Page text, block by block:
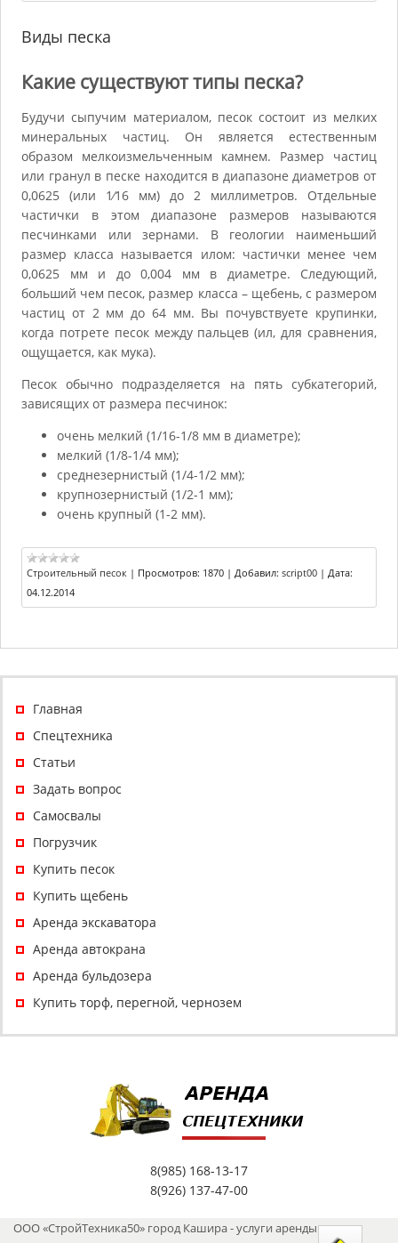
Виды песка
Какие существуют типы песка?
Будучи сыпучим материалом, песок состоит из мелких
минеральных частиц. Он является естественным
образом мелкоизмельченным камнем. Размер частиц
или гранул в песке находится в диапазоне диаметров от
0,0625 (или 1⁄16 мм) до 2 миллиметров. Отдельные
частички в этом диапазоне размеров называются
песчинками или зернами. В геологии наименьший
размер класса называется илом: частички менее чем
0,0625 мм и до 0,004 мм в диаметре. Следующий,
больший чем песок, размер класса – щебень, с размером
частиц от 2 мм до 64 мм. Вы почувствуете крупинки,
когда потрете песок между пальцев (ил, для сравнения,
ощущается, как мука).
Песок обычно подразделяется на пять субкатегорий,
зависящих от размера песчинок:
очень мелкий (1/16-1/8 мм в диаметре);
мелкий (1/8-1/4 мм);
среднезернистый (1/4-1/2 мм);
крупнозернистый (1/2-1 мм);
очень крупный (1-2 мм).
Строительный песок | Просмотров: 1870 | Добавил: script00 | Дата:
04.12.2014
Главная
Спецтехника
Статьи
Задать вопрос
Самосвалы
Погрузчик
Купить песок
Купить щебень
Аренда экскаватора
Аренда автокрана
Аренда бульдозера
Купить торф, перегной, чернозем
8(985) 168-13-17
8(926) 137-47-00
ООО «СтройТехника50» город Кашира - услуги аренды